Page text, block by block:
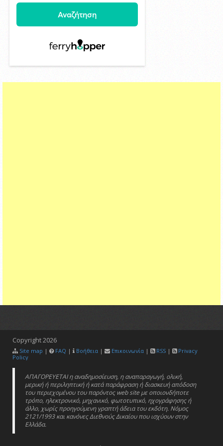
Copyright2026
Site map | FAQ | Βοήθεια | Επικοινωνία | RSS |
Privacy
Policy
ΑΠΑΓΟΡΕΥΕΤΑΙ η αναδημοσίευση, η αναπαραγωγή, ολική,
μερική ή περιληπτική ή κατά παράφραση ή διασκευή απόδοση
του περιεχομένου του παρόντος web site με οποιονδήποτε
τρόπο, ηλεκτρονικό, μηχανικό, φωτοτυπικό, ηχογράφησης ή
άλλο, χωρίς προηγούμενη γραπτή άδεια του εκδότη. Νόμος
2121/1993 και κανόνες Διεθνούς Δικαίου που ισχύουν στην
Ελλάδα.